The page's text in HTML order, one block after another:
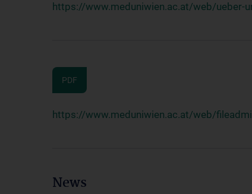
https://www.meduniwien.ac.at/web/ueber-
PDF
https://www.meduniwien.ac.at/web/
News